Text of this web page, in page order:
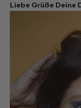
Liebe Grüße Deine